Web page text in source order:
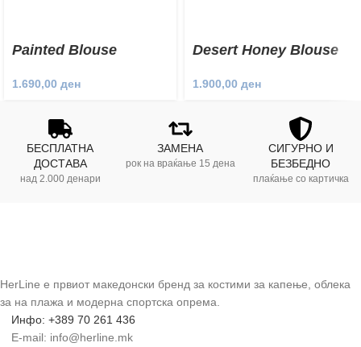
Painted Blouse
1.690,00 ден
Desert Honey Blouse
1.900,00 ден
БЕСПЛАТНА
ДОСТАВА
над 2.000 денари
ЗАМЕНА
рок на враќање 15 дена
СИГУРНО И
БЕЗБЕДНО
плаќање со картичка
HerLine е првиот македонски бренд за костими за капење, облека
за на плажа и модерна спортска опрема.
Инфо: +389 70 261 436
E-mail: info@herline.mk